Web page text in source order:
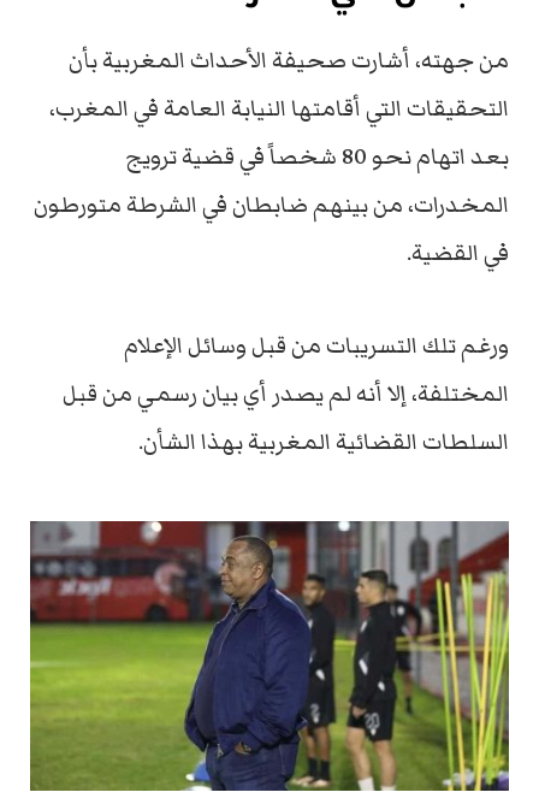
من جهته، أشارت صحيفة الأحداث المغربية بأن
التحقيقات التي أقامتها النيابة العامة في المغرب،
بعد اتهام نحو 80 شخصاً في قضية ترويج
المخدرات، من بينهم ضابطان في الشرطة متورطون
في القضية.
ورغم تلك التسريبات من قبل وسائل الإعلام
المختلفة، إلا أنه لم يصدر أي بيان رسمي من قبل
السلطات القضائية المغربية بهذا الشأن.